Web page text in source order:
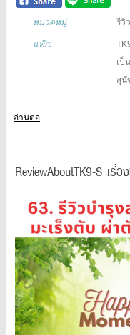
หมวดหมู่ รีวิ
แท๊ก:
เป็
สุนั
อ่านต่อ
ReviewAboutTK9-S เรื่